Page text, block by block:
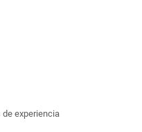
experiencia